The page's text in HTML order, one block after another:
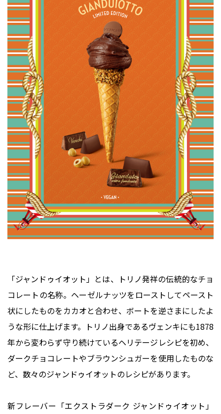
「ジャンドゥイオット」とは、トリノ発祥の伝統的なチョ
コレートの名称。ヘーゼルナッツをローストしてペースト
状にしたものをカカオと合わせ、ボートを逆さまにしたよ
うな形に仕上げます。トリノ出身であるヴェンキにも1878
年から変わらず守り続けているヘリテージレシピを初め、
ダークチョコレートやブラウンシュガーを使用したものな
ど、数々のジャンドゥイオットのレシピがあります。
新フレーバー「エクストラダーク ジャンドゥイオット」